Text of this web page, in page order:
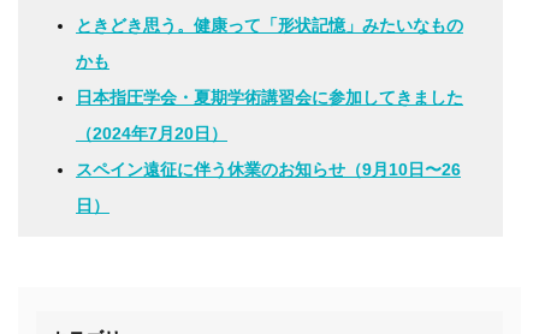
ときどき思う。健康って「形状記憶」みたいなもの
かも
日本指圧学会・夏期学術講習会に参加してきました
（2024年7月20日）
スペイン遠征に伴う休業のお知らせ（9月10日〜26
日）